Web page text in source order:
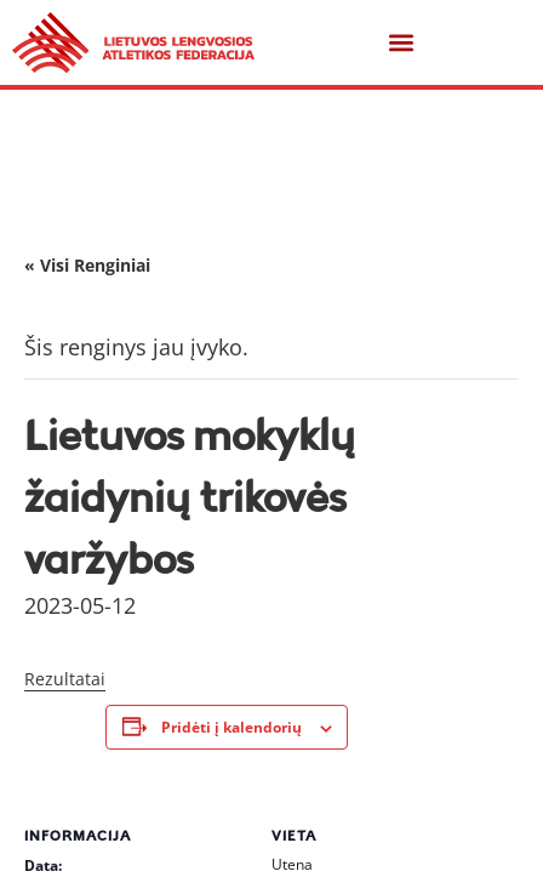
« Visi Renginiai
Šis renginys jau įvyko.
Lietuvos mokyklų
žaidynių trikovės
varžybos
2023-05-12
Rezultatai
Pridėti į kalendorių
INFORMACIJA
Data:
VIETA
Utena